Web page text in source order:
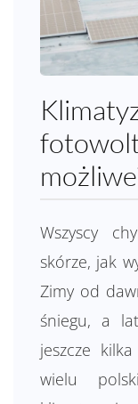
Wszyscy
skórze, jak
Zimy od
śniegu, a
jeszcze
wielu